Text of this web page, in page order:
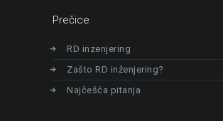
Prečice
RD inzenjering
Zašto RD inženjering?
Najčešća pitanja